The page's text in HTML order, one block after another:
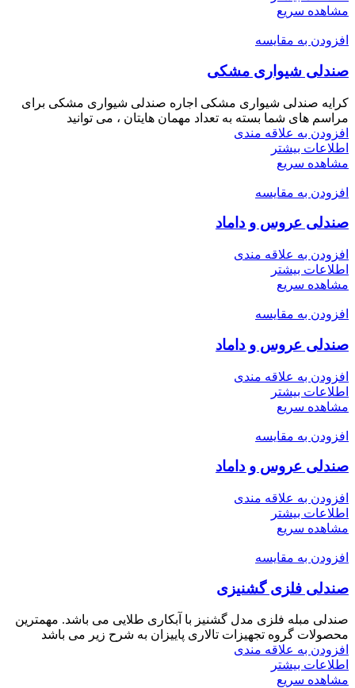
مشاهده سریع
افزودن به مقایسه
صندلی شیواری مشکی
کرایه صندلی شیواری مشکی اجاره صندلی شیواری مشکی برای
مراسم های شما بسته به تعداد مهمان هایتان ، می توانید
افزودن به علاقه مندی
اطلاعات بیشتر
مشاهده سریع
افزودن به مقایسه
صندلی عروس و داماد
افزودن به علاقه مندی
اطلاعات بیشتر
مشاهده سریع
افزودن به مقایسه
صندلی عروس و داماد
افزودن به علاقه مندی
اطلاعات بیشتر
مشاهده سریع
افزودن به مقایسه
صندلی عروس و داماد
افزودن به علاقه مندی
اطلاعات بیشتر
مشاهده سریع
افزودن به مقایسه
صندلی فلزی گشنیزی
صندلی مبله فلزی مدل گشنیز با آبکاری طلایی می باشد. مهمترین
محصولات گروه تجهیزات تالاری پاییزان به شرح زیر می باشد
افزودن به علاقه مندی
اطلاعات بیشتر
مشاهده سریع